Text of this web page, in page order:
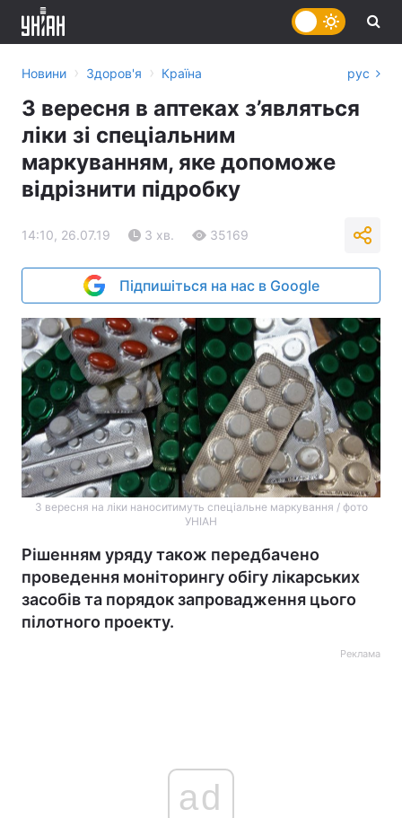
Новини › Здоров'я › Країна рус
З вересня в аптеках з’являться
ліки зі спеціальним
маркуванням, яке допоможе
відрізнити підробку
14:10, 26.07.19 3 хв. 35169
Підпишіться на нас в Google
З вересня на ліки наноситимуть спеціальне маркування / фото
УНІАН
Рішенням уряду також передбачено
проведення моніторингу обігу лікарських
засобів та порядок запровадження цього
пілотного проекту.
Реклама
ad